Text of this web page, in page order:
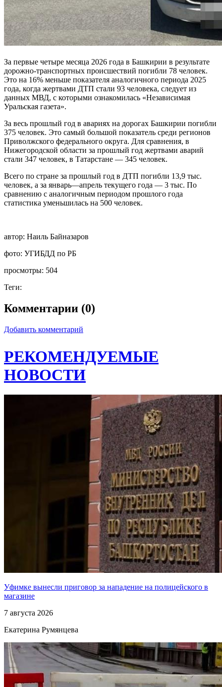
За первые четыре месяца 2026 года в Башкирии в результате
дорожно-транспортных происшествий погибли 78 человек.
Это на 16% меньше показателя аналогичного периода 2025
года, когда жертвами ДТП стали 93 человека, следует из
данных МВД, с которыми ознакомилась «Независимая
Уральская газета».
За весь прошлый год в авариях на дорогах Башкирии погибли
375 человек. Это самый большой показатель среди регионов
Приволжского федерального округа. Для сравнения, в
Нижегородской области за прошлый год жертвами аварий
стали 347 человек, в Татарстане — 345 человек.
Всего по стране за прошлый год в ДТП погибли 13,9 тыс.
человек, а за январь—апрель текущего года — 3 тыс. По
сравнению с аналогичным периодом прошлого года
статистика уменьшилась на 500 человек.
автор: Наиль Байназаров
фото: УГИБДД по РБ
просмотры: 504
Теги:
Комментарии (0)
Добавить комментарий
РЕКОМЕНДУЕМЫЕ
НОВОСТИ
Уфимке вынесли приговор за нападение на полицейского в
магазине
7 августа 2026
Екатерина Румянцева